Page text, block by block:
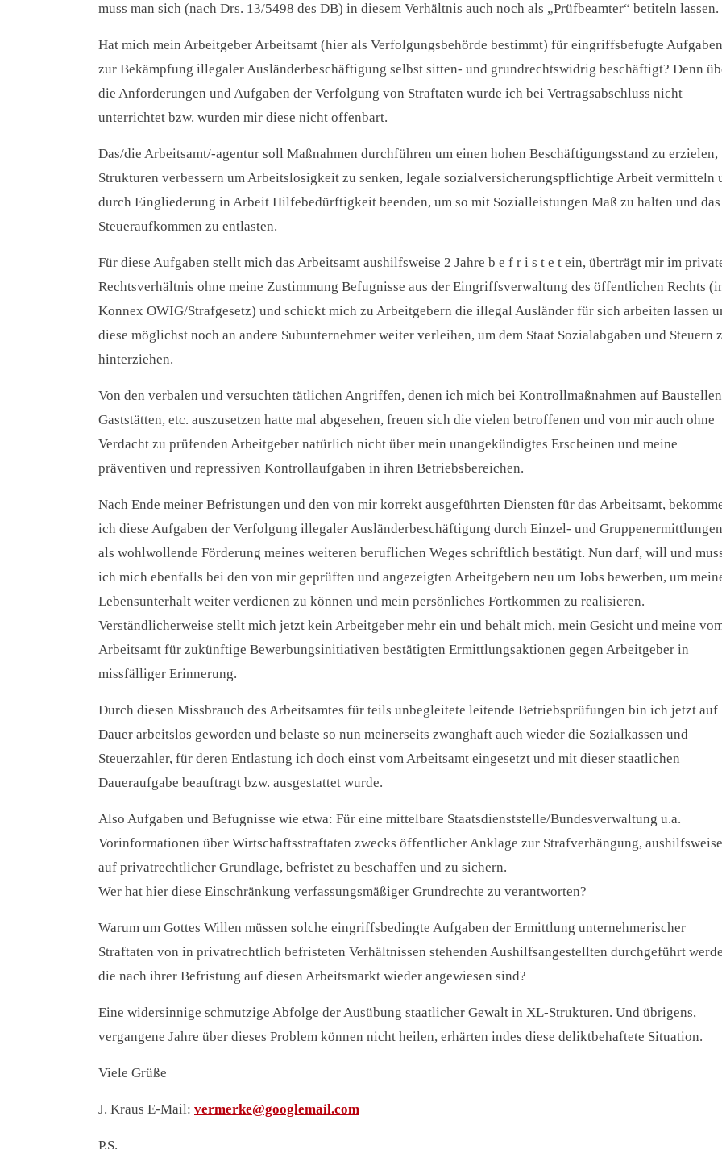
muss man sich (nach Drs. 13/5498 des DB) in diesem Verhältnis auch noch als „Prüfbeamter“ betiteln lassen.
Hat mich mein Arbeitgeber Arbeitsamt (hier als Verfolgungsbehörde bestimmt) für eingriffsbefugte Aufgaben
zur Bekämpfung illegaler Ausländerbeschäftigung selbst sitten- und grundrechtswidrig beschäftigt? Denn
die Anforderungen und Aufgaben der Verfolgung von Straftaten wurde ich bei Vertragsabschluss nicht
unterrichtet bzw. wurden mir diese nicht offenbart.
Das/die Arbeitsamt/-agentur soll Maßnahmen durchführen um einen hohen Beschäftigungsstand zu erzielen,
Strukturen verbessern um Arbeitslosigkeit zu senken, legale sozialversicherungspflichtige Arbeit vermitteln
durch Eingliederung in Arbeit Hilfebedürftigkeit beenden, um so mit Sozialleistungen Maß zu halten und das
Steueraufkommen zu entlasten.
Für diese Aufgaben stellt mich das Arbeitsamt aushilfsweise 2 Jahre b e f r i s t e t ein, überträgt mir im
Rechtsverhältnis ohne meine Zustimmung Befugnisse aus der Eingriffsverwaltung des öffentlichen Rechts
Konnex OWIG/Strafgesetz) und schickt mich zu Arbeitgebern die illegal Ausländer für sich arbeiten lassen
diese möglichst noch an andere Subunternehmer weiter verleihen, um dem Staat Sozialabgaben und Steuern
hinterziehen.
Von den verbalen und versuchten tätlichen Angriffen, denen ich mich bei Kontrollmaßnahmen auf
Gaststätten, etc. auszusetzen hatte mal abgesehen, freuen sich die vielen betroffenen und von mir auch ohne
Verdacht zu prüfenden Arbeitgeber natürlich nicht über mein unangekündigtes Erscheinen und meine
präventiven und repressiven Kontrollaufgaben in ihren Betriebsbereichen.
Nach Ende meiner Befristungen und den von mir korrekt ausgeführten Diensten für das Arbeitsamt,
ich diese Aufgaben der Verfolgung illegaler Ausländerbeschäftigung durch Einzel- und Gruppenermittlungen
als wohlwollende Förderung meines weiteren beruflichen Weges schriftlich bestätigt. Nun darf, will und
ich mich ebenfalls bei den von mir geprüften und angezeigten Arbeitgebern neu um Jobs bewerben, um
Lebensunterhalt weiter verdienen zu können und mein persönliches Fortkommen zu realisieren.
Verständlicherweise stellt mich jetzt kein Arbeitgeber mehr ein und behält mich, mein Gesicht und meine
Arbeitsamt für zukünftige Bewerbungsinitiativen bestätigten Ermittlungsaktionen gegen Arbeitgeber in
missfälliger Erinnerung.
Durch diesen Missbrauch des Arbeitsamtes für teils unbegleitete leitende Betriebsprüfungen bin ich jetzt auf
Dauer arbeitslos geworden und belaste so nun meinerseits zwanghaft auch wieder die Sozialkassen und
Steuerzahler, für deren Entlastung ich doch einst vom Arbeitsamt eingesetzt und mit dieser staatlichen
Daueraufgabe beauftragt bzw. ausgestattet wurde.
Also Aufgaben und Befugnisse wie etwa: Für eine mittelbare Staatsdienststelle/Bundesverwaltung u.a.
Vorinformationen über Wirtschaftsstraftaten zwecks öffentlicher Anklage zur Strafverhängung, aushilfsweise
auf privatrechtlicher Grundlage, befristet zu beschaffen und zu sichern.
Wer hat hier diese Einschränkung verfassungsmäßiger Grundrechte zu verantworten?
Warum um Gottes Willen müssen solche eingriffsbedingte Aufgaben der Ermittlung unternehmerischer
Straftaten von in privatrechtlich befristeten Verhältnissen stehenden Aushilfsangestellten durchgeführt
die nach ihrer Befristung auf diesen Arbeitsmarkt wieder angewiesen sind?
Eine widersinnige schmutzige Abfolge der Ausübung staatlicher Gewalt in XL-Strukturen. Und übrigens,
vergangene Jahre über dieses Problem können nicht heilen, erhärten indes diese deliktbehaftete Situation.
Viele Grüße
J. Kraus E-Mail: vermerke@googlemail.com
P.S.